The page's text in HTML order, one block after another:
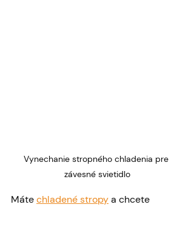
Vynechanie stropného chladenia pre
závesné svietidlo
Máte chladené stropy a chcete